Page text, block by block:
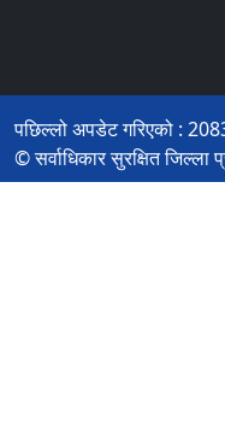
पछिल्लो अपडेट गरिएको :
© सर्वाधिकार सुरक्षित जिल्ला